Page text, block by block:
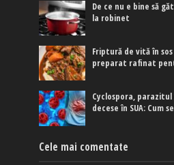
De ce nu e bine să
la robinet
Friptură de vită în
preparat rafinat
Cyclospora,
decese în SUA: Cum
Cele mai comentate